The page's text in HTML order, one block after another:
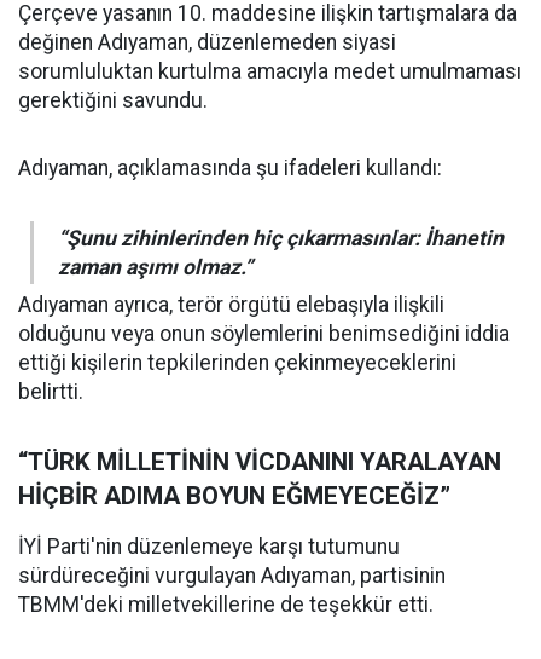
Çerçeve yasanın 10. maddesine ilişkin tartışmalara da
değinen Adıyaman, düzenlemeden siyasi
sorumluluktan kurtulma amacıyla medet umulmaması
gerektiğini savundu.
Adıyaman, açıklamasında şu ifadeleri kullandı:
“Şunu zihinlerinden hiç çıkarmasınlar: İhanetin
zaman aşımı olmaz.”
Adıyaman ayrıca, terör örgütü elebaşıyla ilişkili
olduğunu veya onun söylemlerini benimsediğini iddia
ettiği kişilerin tepkilerinden çekinmeyeceklerini
belirtti.
“TÜRK MİLLETİNİN VİCDANINI YARALAYAN
HİÇBİR ADIMA BOYUN EĞMEYECEĞİZ”
İYİ Parti'nin düzenlemeye karşı tutumunu
sürdüreceğini vurgulayan Adıyaman, partisinin
TBMM'deki milletvekillerine de teşekkür etti.